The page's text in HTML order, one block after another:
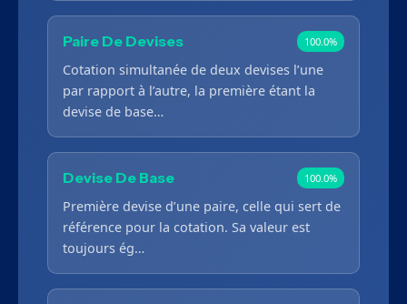
Paire De Devises 100.0%
Cotation simultanée de deux devises l’une
par rapport à l’autre, la première étant la
devise de base…
Devise De Base 100.0%
Première devise d’une paire, celle qui sert de
référence pour la cotation. Sa valeur est
toujours ég…